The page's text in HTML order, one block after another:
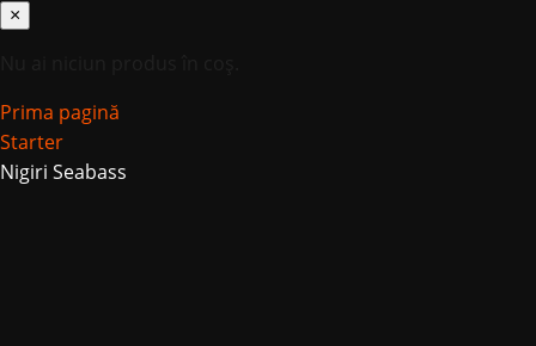
×
Prima pagină
Starter
Nigiri Seabass